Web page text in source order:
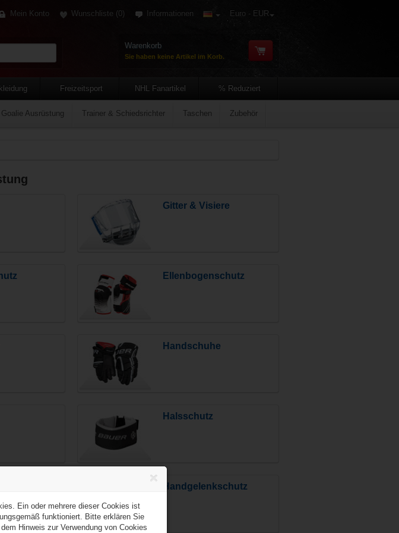
Mein Konto Wunschliste (0) Informationen Euro - EUR
Warenkorb
Sie haben keine Artikel im Korb.
Goalie Ausrüstung Trainer & Schiedsrichter Taschen Zubehör
Freizeitsport NHL Fanartikel % Reduziert
Gitter & Visiere
Ellenbogenschutz
Handschuhe
Halsschutz
Handgelenkschutz
Ein oder mehrere dieser Cookies ist
funktioniert. Bitte erklären Sie
Hinweis zur Verwendung von Cookies